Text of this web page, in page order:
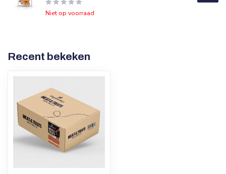
Niet op voorraad
Recent bekeken